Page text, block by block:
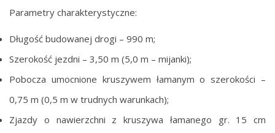
Parametry charakterystyczne:
Długość budowanej drogi – 990 m;
Szerokość jezdni – 3,50 m (5,0 m – mijanki);
Pobocza umocnione kruszywem łamanym o szerokości –
0,75 m (0,5 m w trudnych warunkach);
Zjazdy o nawierzchni z kruszywa łamanego gr. 15 cm